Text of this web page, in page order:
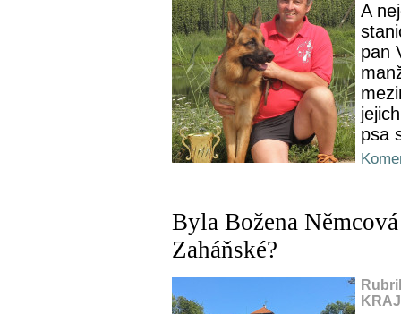
A
pan
psa
Byla Božena
Zaháňské?